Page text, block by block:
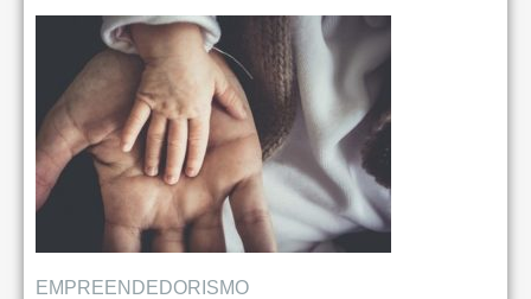
EMPREENDEDORISMO